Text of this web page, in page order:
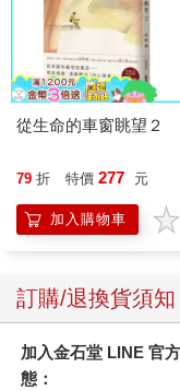
從生命的車窗眺望２
79 折 特價 277 元
加入購物車
訂購/退換貨須知
加入金石堂 LINE 官
態：